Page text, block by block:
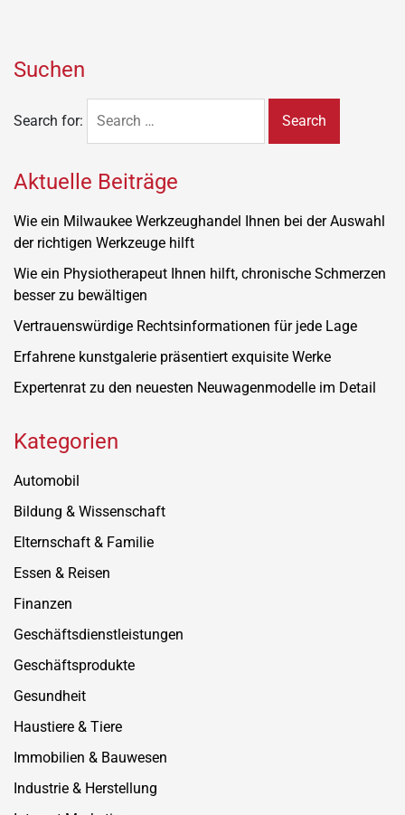
Suchen
Search for:
Aktuelle Beiträge
Wie ein Milwaukee Werkzeughandel Ihnen bei der Auswahl
der richtigen Werkzeuge hilft
Wie ein Physiotherapeut Ihnen hilft, chronische Schmerzen
besser zu bewältigen
Vertrauenswürdige Rechtsinformationen für jede Lage
Erfahrene kunstgalerie präsentiert exquisite Werke
Expertenrat zu den neuesten Neuwagenmodelle im Detail
Kategorien
Automobil
Bildung & Wissenschaft
Elternschaft & Familie
Essen & Reisen
Finanzen
Geschäftsdienstleistungen
Geschäftsprodukte
Gesundheit
Haustiere & Tiere
Immobilien & Bauwesen
Industrie & Herstellung